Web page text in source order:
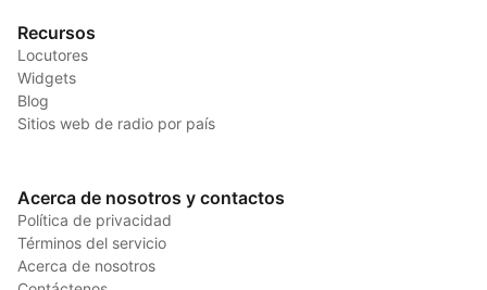
Recursos
Locutores
Widgets
Blog
Sitios web de radio por país
Acerca de nosotros y contactos
Política de privacidad
Términos del servicio
Acerca de nosotros